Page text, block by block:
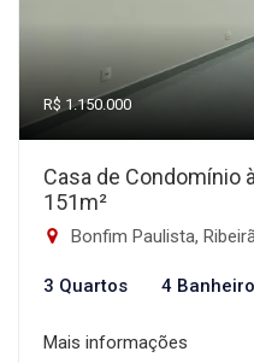
R$ 1.150.000
Casa de Condomínio
151m²
Bonfim Paulista,
3 Quartos 4
Mais informações